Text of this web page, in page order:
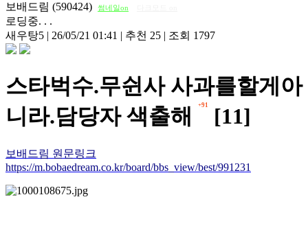
보배드림 (590424) 썸네일on
로딩중. . .
새우탕5 | 26/05/21 01:41 | 추천 25 | 조회 1797
스타벅수.무쉰사 사과를할게아
니라.담당자 색출해
+91 [11]
보배드림 원문링크
https://m.bobaedream.co.kr/board/bbs_view/best/991231